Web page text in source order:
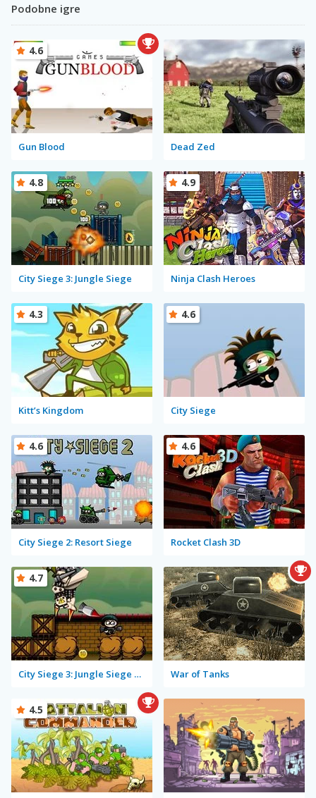
Podobne igre
Gun Blood
4.6
Dead Zed
City Siege 3: Jungle Siege
4.8
Ninja Clash Heroes
4.9
Kitt’s Kingdom
4.3
City Siege
4.6
City Siege 2: Resort Siege
4.6
Rocket Clash 3D
4.6
City Siege 3: Jungle Siege Fubar Level Pack
4.7
War of Tanks
4.5